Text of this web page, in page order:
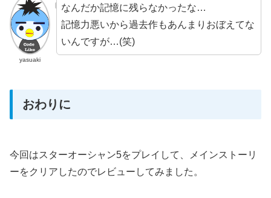
yasuaki
なんだか記憶に残らなかったな…
記憶力悪いから過去作もあんまりおぼえてな
いんですが…(笑)
おわりに
今回はスターオーシャン5をプレイして、メインストーリ
ーをクリアしたのでレビューしてみました。